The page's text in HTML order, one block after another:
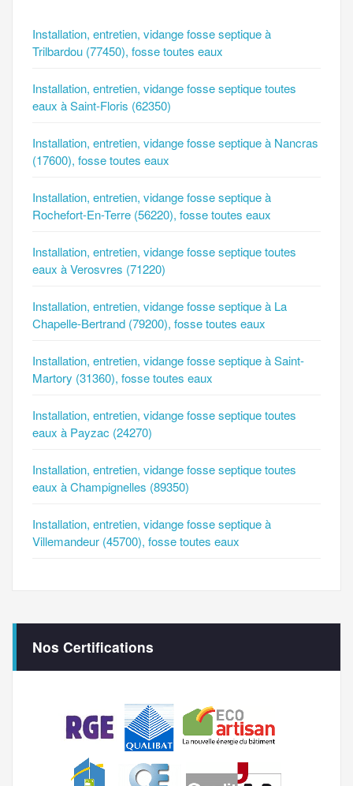
Installation, entretien, vidange fosse septique à
Trilbardou (77450), fosse toutes eaux
Installation, entretien, vidange fosse septique toutes
eaux à Saint-Floris (62350)
Installation, entretien, vidange fosse septique à Nancras
(17600), fosse toutes eaux
Installation, entretien, vidange fosse septique à
Rochefort-En-Terre (56220), fosse toutes eaux
Installation, entretien, vidange fosse septique toutes
eaux à Verosvres (71220)
Installation, entretien, vidange fosse septique à La
Chapelle-Bertrand (79200), fosse toutes eaux
Installation, entretien, vidange fosse septique à Saint-
Martory (31360), fosse toutes eaux
Installation, entretien, vidange fosse septique toutes
eaux à Payzac (24270)
Installation, entretien, vidange fosse septique toutes
eaux à Champignelles (89350)
Installation, entretien, vidange fosse septique à
Villemandeur (45700), fosse toutes eaux
Nos Certifications